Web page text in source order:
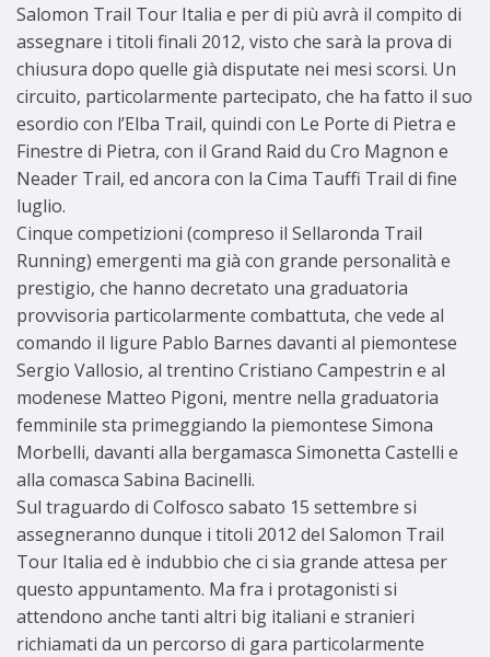
Salomon Trail Tour Italia e per di più avrà il compito di
assegnare i titoli finali 2012, visto che sarà la prova di
chiusura dopo quelle già disputate nei mesi scorsi. Un
circuito, particolarmente partecipato, che ha fatto il suo
esordio con l’Elba Trail, quindi con Le Porte di Pietra e
Finestre di Pietra, con il Grand Raid du Cro Magnon e
Neader Trail, ed ancora con la Cima Tauffi Trail di fine
luglio.
Cinque competizioni (compreso il Sellaronda Trail
Running) emergenti ma già con grande personalità e
prestigio, che hanno decretato una graduatoria
provvisoria particolarmente combattuta, che vede al
comando il ligure Pablo Barnes davanti al piemontese
Sergio Vallosio, al trentino Cristiano Campestrin e al
modenese Matteo Pigoni, mentre nella graduatoria
femminile sta primeggiando la piemontese Simona
Morbelli, davanti alla bergamasca Simonetta Castelli e
alla comasca Sabina Bacinelli.
Sul traguardo di Colfosco sabato 15 settembre si
assegneranno dunque i titoli 2012 del Salomon Trail
Tour Italia ed è indubbio che ci sia grande attesa per
questo appuntamento. Ma fra i protagonisti si
attendono anche tanti altri big italiani e stranieri
richiamati da un percorso di gara particolarmente